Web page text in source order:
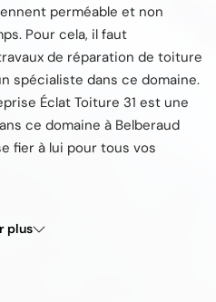
perméable et non
Pour cela, il faut
de réparation de toiture
spécialiste dans ce domaine.
Éclat Toiture 31 est une
ce domaine à Belberaud
fier à lui pour tous vos
plus